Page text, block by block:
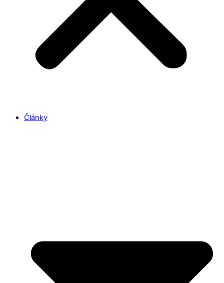
Články